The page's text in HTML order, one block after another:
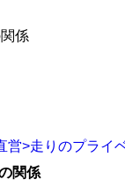
営>走りのプライ
関係